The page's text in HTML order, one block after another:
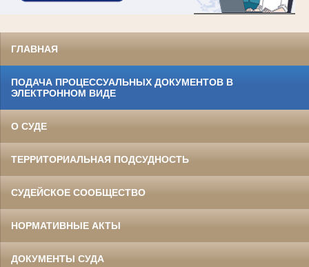
ГЛАВНАЯ
ПОДАЧА ПРОЦЕССУАЛЬНЫХ ДОКУМЕНТОВ В
ЭЛЕКТРОННОМ ВИДЕ
О СУДЕ
ТЕРРИТОРИАЛЬНАЯ ПОДСУДНОСТЬ
СУДЕЙСКОЕ СООБЩЕСТВО
НОРМАТИВНЫЕ АКТЫ
ДОКУМЕНТЫ СУДА